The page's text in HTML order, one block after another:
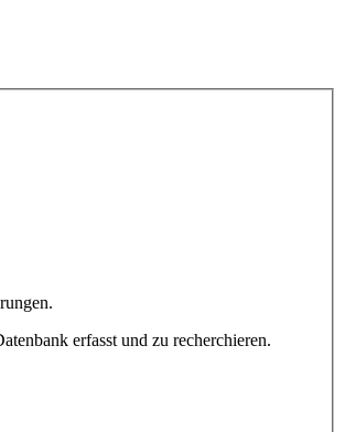
erfasst und zu recherchieren.